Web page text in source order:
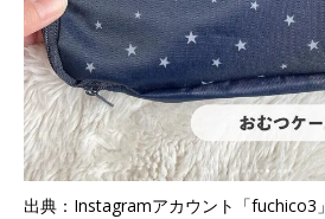
出典：Instagramアカウント「fuchico3」